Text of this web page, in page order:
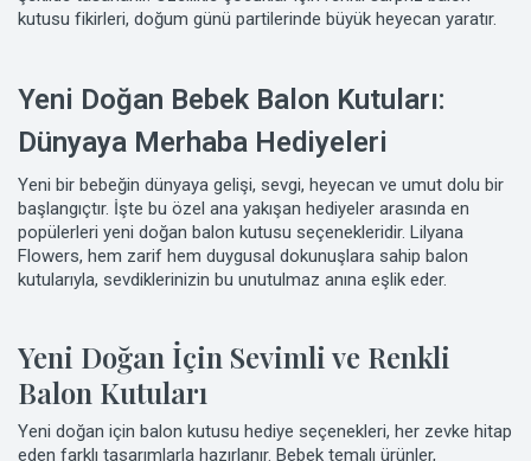
kutusu fikirleri, doğum günü partilerinde büyük heyecan yaratır.
Yeni Doğan Bebek Balon Kutuları:
Dünyaya Merhaba Hediyeleri
Yeni bir bebeğin dünyaya gelişi, sevgi, heyecan ve umut dolu bir
başlangıçtır. İşte bu özel ana yakışan hediyeler arasında en
popülerleri yeni doğan balon kutusu seçenekleridir. Lilyana
Flowers, hem zarif hem duygusal dokunuşlara sahip balon
kutularıyla, sevdiklerinizin bu unutulmaz anına eşlik eder.
Yeni Doğan İçin Sevimli ve Renkli
Balon Kutuları
Yeni doğan için balon kutusu hediye seçenekleri, her zevke hitap
eden farklı tasarımlarla hazırlanır. Bebek temalı ürünler,